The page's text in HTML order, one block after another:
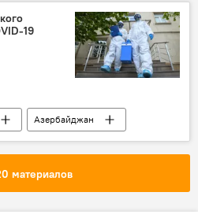
Лукашенко
19
Азербайджан
Сотрудники
материалов